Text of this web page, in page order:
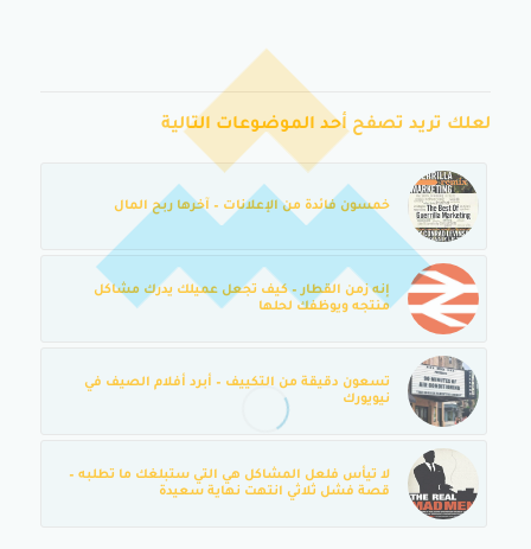
لعلك تريد تصفح أحد الموضوعات التالية
خمسون فائدة من الإعلانات – آخرها ربح المال
إنه زمن القطار – كيف تجعل عميلك يدرك مشاكل
منتجه ويوظفك لحلها
تسعون دقيقة من التكييف – أبرد أفلام الصيف في
نيويورك
لا تيأس فلعل المشاكل هي التي ستبلغك ما تطلبه –
قصة فشل ثلاثي انتهت نهاية سعيدة